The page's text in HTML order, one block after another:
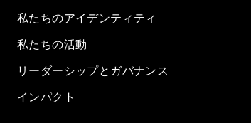
私たちのアイデンティティ
私たちの活動
リーダーシップとガバナンス
インパクト